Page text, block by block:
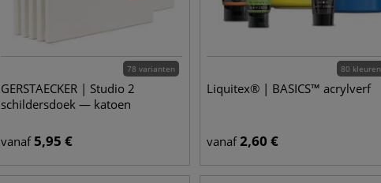
78 varianten
GERSTAECKER | Studio 2
schildersdoek — katoen
vanaf 5,95 €
80 kleuren
Liquitex® | BASICS™ acrylverf
vanaf 2,60 €